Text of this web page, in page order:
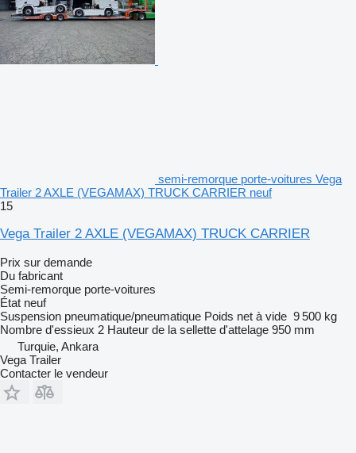
semi-remorque porte-voitures Vega
Trailer 2 AXLE (VEGAMAX) TRUCK CARRIER neuf
15
Vega Trailer 2 AXLE (VEGAMAX) TRUCK CARRIER
Prix sur demande
Du fabricant
Semi-remorque porte-voitures
État neuf
Suspension pneumatique/pneumatique Poids net à vide 9 500 kg
Nombre d'essieux 2 Hauteur de la sellette d'attelage 950 mm
Turquie, Ankara
Vega Trailer
Contacter le vendeur